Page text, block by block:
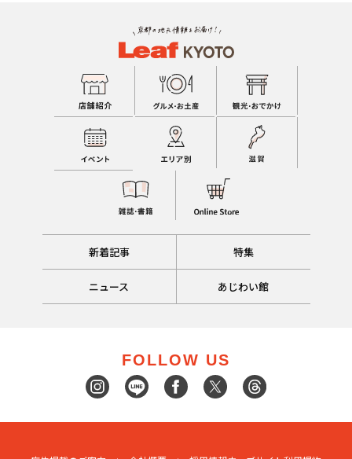
新着記事 特集
ニュース あじわい館
FOLLOW US